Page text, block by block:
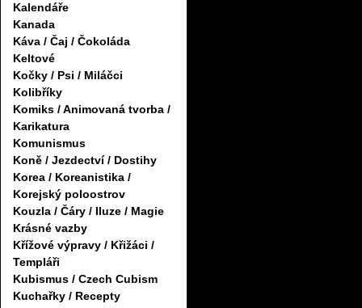
Kalendáře
Kanada
Káva / Čaj / Čokoláda
Keltové
Kočky / Psi / Miláčci
Kolibříky
Komiks / Animovaná tvorba /
Karikatura
Komunismus
Koně / Jezdectví / Dostihy
Korea / Koreanistika /
Korejský poloostrov
Kouzla / Čáry / Iluze / Magie
Krásné vazby
Křížové výpravy / Křižáci /
Templáři
Kubismus / Czech Cubism
Kuchařky / Recepty